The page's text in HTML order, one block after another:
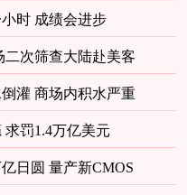
时 成绩会进步
次筛查大陆赴美客
灌 商场内积水严重
求罚1.4万亿美元
日圆 量产新CMOS